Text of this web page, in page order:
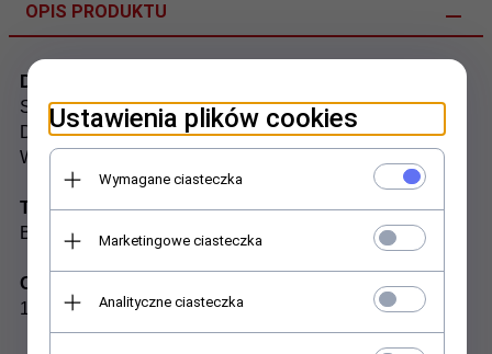
OPIS PRODUKTU
Dane techniczne:
Szerokość (mm): 5
Długość (mm): 8
Wysokość (mm): 15,2
Typ:
BOSCH
Oznaczenia:
1619P11715
Ustawienia plików cookies
Wymagane ciasteczka
Marketingowe ciasteczka
Analityczne ciasteczka